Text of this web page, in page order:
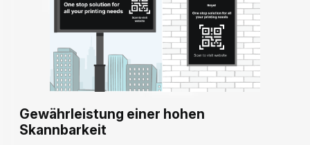
Gewährleistung einer hohen
Skannbarkeit